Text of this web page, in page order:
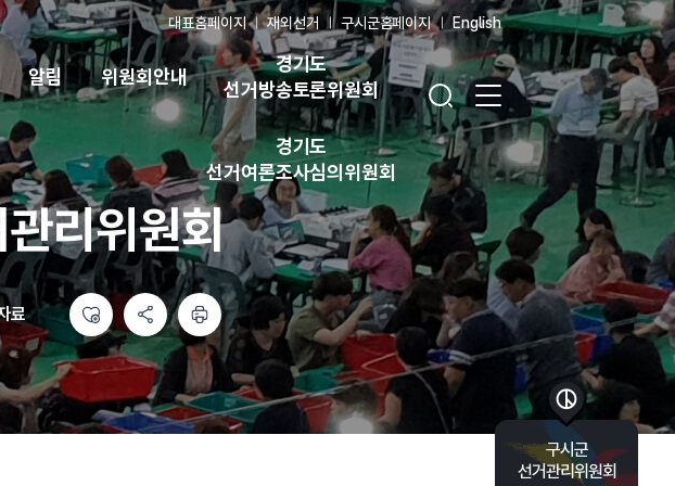
대표홈페이지 재외선거 구시군홈페이지 English
알림 위원회안내
경기도
선거방송토론위원회
경기도
선거여론조사심의위원회
리위원회
료
구시군
선거관리위원회
바로가기 목록 열기